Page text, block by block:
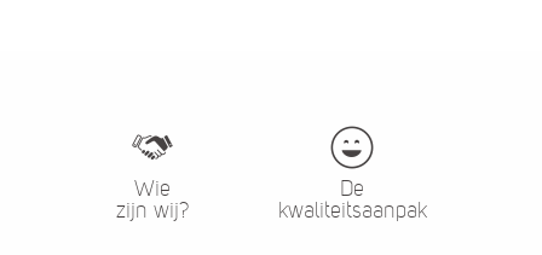
Wie
zijn wij?
De
kwaliteitsaanpak